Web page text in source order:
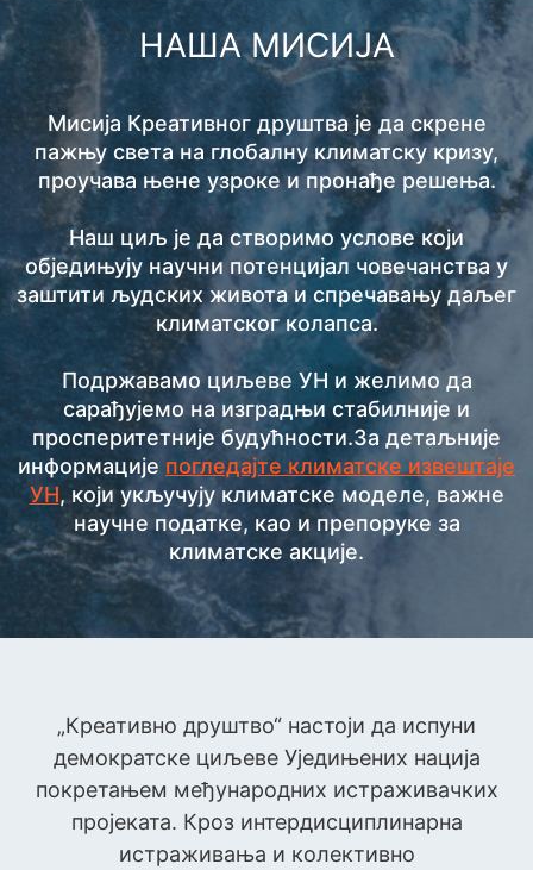
НАША МИСИЈА
Мисија Креативног друштва је да скрене
пажњу света на глобалну климатску кризу,
проучава њене узроке и пронађе решења.
Наш циљ је да створимо услове који
обједињују научни потенцијал човечанства у
заштити људских живота и спречавању даљег
климатског колапса.
Подржавамо циљеве УН и желимо да
сарађујемо на изградњи стабилније и
просперитетније будућности.За детаљније
информације погледајте климатске извештаје
УН, који укључују климатске моделе, важне
научне податке, као и препоруке за
климатске акције.
„Креативно друштво“ настоји да испуни
демократске циљеве Уједињених нација
покретањем међународних истраживачких
пројеката. Кроз интердисциплинарна
истраживања и колективно